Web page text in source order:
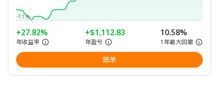
-11%
+27.82%
年收益率
+$1,112.83
年盈亏
10.58%
1年最大回撤
跟单